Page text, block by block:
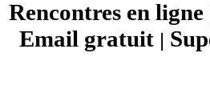
Rencontres en ligne
Email gratuit|